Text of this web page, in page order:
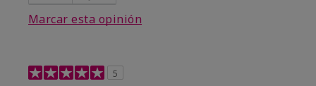
Marcar esta opinión
5